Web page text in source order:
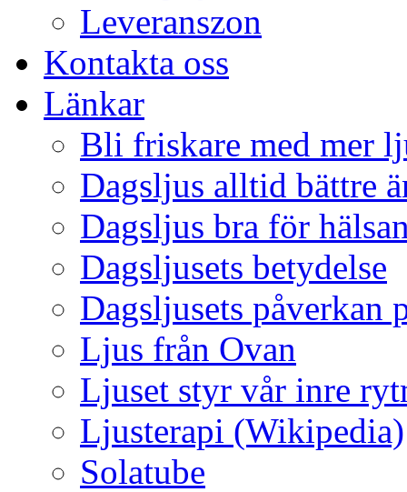
Leveranszon
Kontakta oss
Länkar
Bli friskare med mer
Dagsljus alltid bättre
Dagsljus bra för
Dagsljusets betydelse
Dagsljusets påverkan
Ljus från Ovan
Ljuset styr vår inre
Ljusterapi (Wikipedia)
Solatube